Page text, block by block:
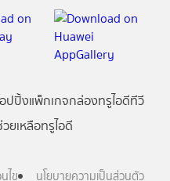
ปปิ้งแพ็กเกจกล่องทรูไอดีทีวี
ยเหลือทรูไอดี
ไข นโยบายความเป็นส่วนตัว